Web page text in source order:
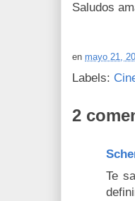
Saludos
en mayo 21,
Labels:
2
Te